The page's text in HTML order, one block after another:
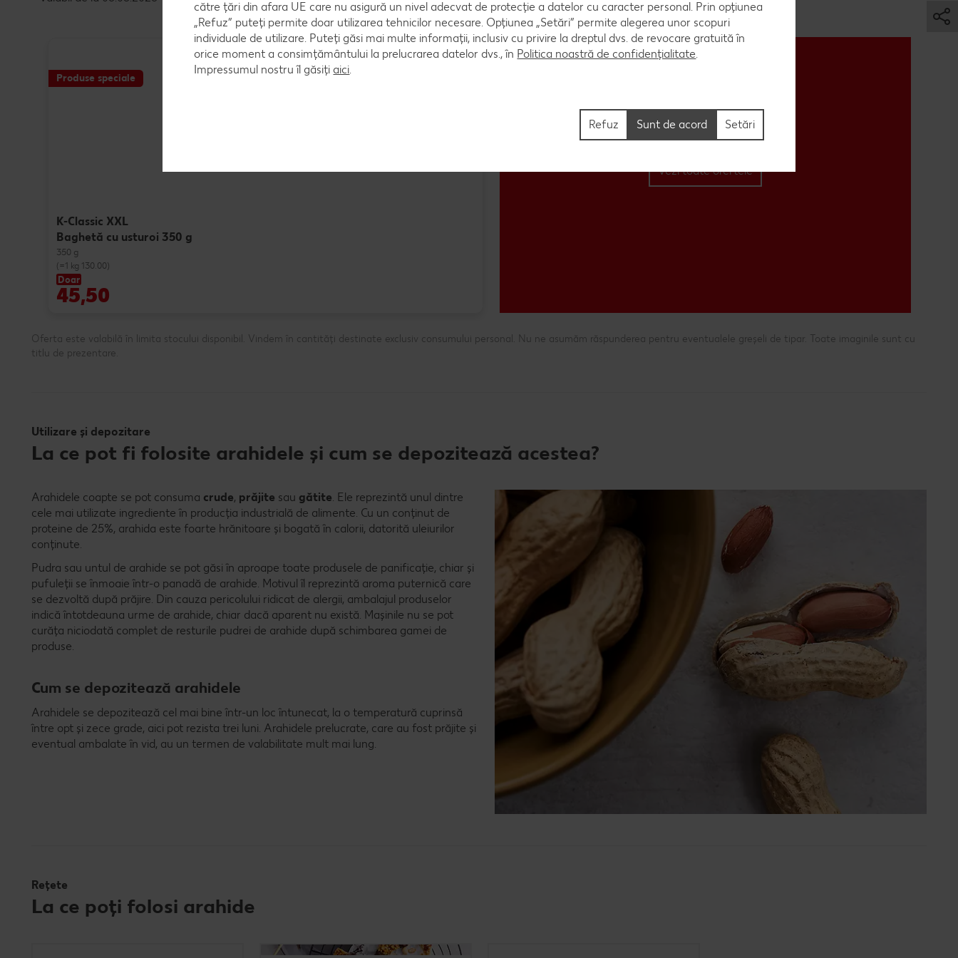
Produse speciale
K-Classic XXL
Baghetă cu usturoi 350 g
350 g
(=1 kg 130.00)
Doar
45,50
Vezi toate ofertele
Oferta este valabilă în limita stocului disponibil. Vindem în cantități destinate exclusiv consumului personal. Nu ne asumăm răspunderea pentru eventualele greșeli de tipar. Toate imaginile sunt cu
titlu de prezentare.
Utilizare și depozitare
La ce pot fi folosite arahidele și cum se depozitează acestea?
Arahidele coapte se pot consuma crude, prăjite sau gătite. Ele reprezintă unul dintre
cele mai utilizate ingrediente în producția industrială de alimente. Cu un conținut de
proteine de 25%, arahida este foarte hrănitoare și bogată în calorii, datorită uleiurilor
conținute.
Pudra sau untul de arahide se pot găsi în aproape toate produsele de panificație, chiar și
pufuleții se înmoaie într-o panadă de arahide. Motivul îl reprezintă aroma puternică care
se dezvoltă după prăjire. Din cauza pericolului ridicat de alergii, ambalajul produselor
indică întotdeauna urme de arahide, chiar dacă aparent nu există. Mașinile nu se pot
curăța niciodată complet de resturile pudrei de arahide după schimbarea gamei de
produse.
Cum se depozitează arahidele
Arahidele se depozitează cel mai bine într-un loc întunecat, la o temperatură cuprinsă
între opt și zece grade, aici pot rezista trei luni. Arahidele prelucrate, care au fost prăjite și
eventual ambalate în vid, au un termen de valabilitate mult mai lung.
Rețete
La ce poți folosi arahide
către țări din afara UE care nu asigură un nivel adecvat de protecție a datelor cu caracter personal. Prin opțiunea
„Refuz” puteți permite doar utilizarea tehnicilor necesare. Opțiunea „Setări” permite alegerea unor scopuri
individuale de utilizare. Puteți găsi mai multe informații, inclusiv cu privire la dreptul dvs. de revocare gratuită în
orice moment a consimțământului la prelucrarea datelor dvs., în Politica noastră de confidențialitate.
Impressumul nostru îl găsiți aici.
Setări
Refuz Sunt de acord